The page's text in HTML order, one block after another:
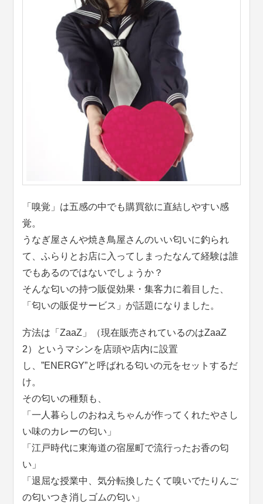
「嗅覚」は五感の中でも購買欲に直結しやすい感
覚。
うなぎ屋さんや焼き鳥屋さんのいい匂いに釣られ
て、ふらりとお店に入ってしまったなんて経験は誰
でもあるのではないでしょうか？
そんな匂いの持つ販促効果・集客力に着目した、
「匂いの販促サービス」が話題になりました。
方法は「ZaaZ」（現在販売されているのはZaaZ
2）というマシンを店頭や店内に設置
し、”ENERGY”と呼ばれる匂いの元をセットするだ
け。
その匂いの種類も、
「一人暮らしのおねえちゃんが作ってくれたやさし
い味のカレーの匂い」
「江戸時代に東海道の宿屋町で流行ったお香の匂
い」
「退屈な授業中、気分転換したくて嗅いでたりんご
の匂いつき消しゴムの匂い」